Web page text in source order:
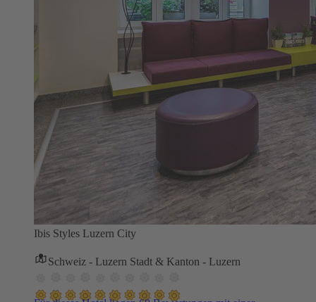
Ibis Styles Luzern City
Schweiz - Luzern Stadt & Kanton - Luzern